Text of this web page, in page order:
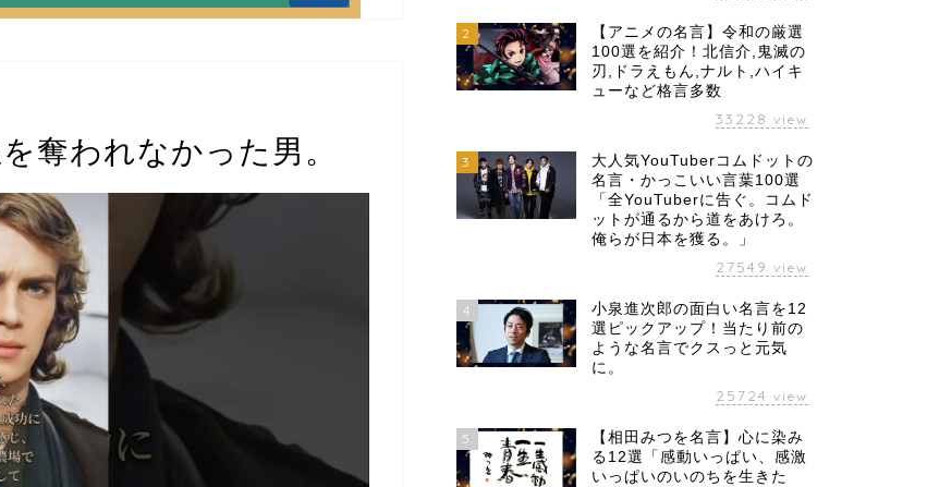
奪われなかった男。
2
【アニメの名言】令和の厳選
100選を紹介！北信介,鬼滅の
刃,ドラえもん,ナルト,ハイキ
ューなど格言多数
33228 view
3
大人気YouTuberコムドットの
名言・かっこいい言葉100選
「全YouTuberに告ぐ。コムド
ットが通るから道をあけろ。
俺らが日本を獲る。」
27549 view
4
小泉進次郎の面白い名言を12
選ピックアップ！当たり前の
ような名言でクスっと元気
に。
25724 view
5
【相田みつを名言】心に染み
る12選「感動いっぱい、感激
いっぱいのいのちを生きた